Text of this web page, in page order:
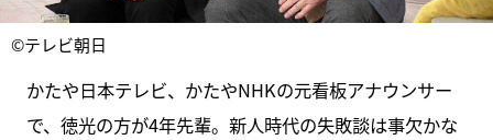
©テレビ朝日
かたや日本テレビ、かたやNHKの元看板アナウンサー
で、徳光の方が4年先輩。新人時代の失敗談は事欠かな